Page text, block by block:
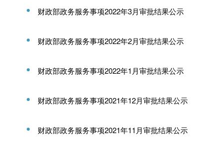
财政部政务服务事项2022年3月审批结果公示
财政部政务服务事项2022年2月审批结果公示
财政部政务服务事项2022年1月审批结果公示
财政部政务服务事项2021年12月审批结果公示
财政部政务服务事项2021年11月审批结果公示